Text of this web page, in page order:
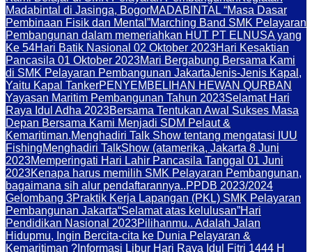
Madabintal di Jasinga, BogorMADABINTAL “Masa Dasar
Pembinaan Fisik dan Mental”Marching Band SMK Pelayaran
Pembangunan dalam memeriahkan HUT PT ELNUSA yang
Ke 54Hari Batik Nasional 02 Oktober 2023Hari Kesaktian
Pancasila 01 Oktober 2023Mari Bergabung Bersama Kami
di SMK Pelayaran Pembangunan JakartaJenis-Jenis Kapal,
Yaitu Kapal TankerPENYEMBELIHAN HEWAN QURBAN
Yayasan Maritim Pembangunan Tahun 2023Selamat Hari
Raya Idul Adha 2023Bersama Tentukan Awal Sukses Masa
Depan Bersama Kami Menjadi SDM Pelaut &
Kemaritiman.Menghadiri Talk Show tentang mengatasi IUU
FishingMenghadiri TalkShow (atamerika, Jakarta 8 Juni
2023Memperingati Hari Lahir Pancasila Tanggal 01 Juni
2023Kenapa harus memilih SMK Pelayaran Pembangunan,
bagaimana sih alur pendaftarannya..PPDB 2023/2024
Gelombang 3Praktik Kerja Lapangan (PKL) SMK Pelayaran
Pembangunan Jakarta“Selamat atas kelulusan”Hari
Pendidikan Nasional 2023Pilihanmu.. Adalah Jalan
Hidupmu, Ingin Bercita-cita ke Dunia Pelayaran &
Kemaritiman ? Informasi Libur Hari Raya Idul Fitri 1444 H